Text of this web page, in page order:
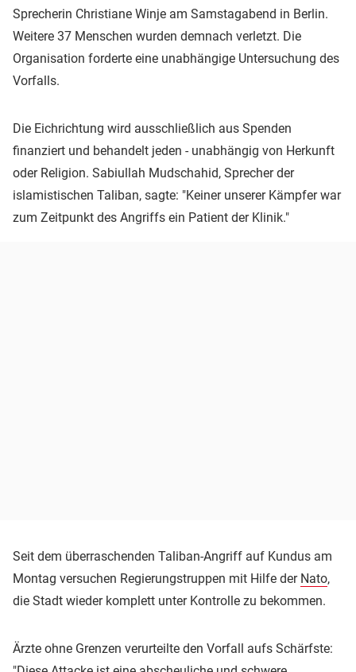
Sprecherin Christiane Winje am Samstagabend in Berlin.
Weitere 37 Menschen wurden demnach verletzt. Die
Organisation forderte eine unabhängige Untersuchung des
Vorfalls.
Die Eichrichtung wird ausschließlich aus Spenden
finanziert und behandelt jeden - unabhängig von Herkunft
oder Religion. Sabiullah Mudschahid, Sprecher der
islamistischen Taliban, sagte: "Keiner unserer Kämpfer war
zum Zeitpunkt des Angriffs ein Patient der Klinik."
Seit dem überraschenden Taliban-Angriff auf Kundus am
Montag versuchen Regierungstruppen mit Hilfe der Nato,
die Stadt wieder komplett unter Kontrolle zu bekommen.
Ärzte ohne Grenzen verurteilte den Vorfall aufs Schärfste: